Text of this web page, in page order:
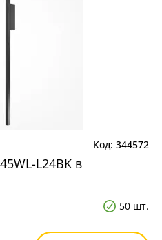
344572
L24BK в
50 шт.